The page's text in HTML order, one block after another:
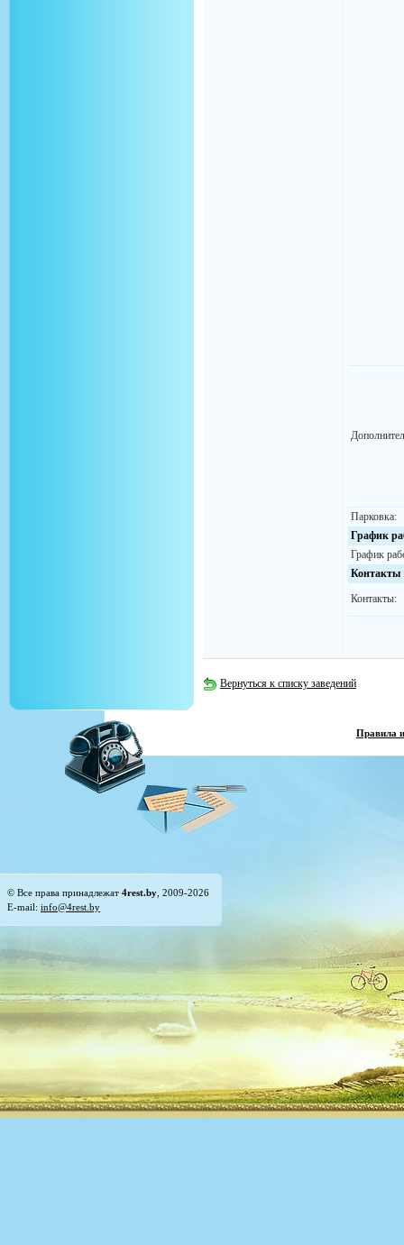
Парковка:
График
График
Контакты
Контакты:
Вернуться к списку заведений
Правила
© Все права принадлежат 4rest.by , 2009-2026
E-mail: info@4rest.by